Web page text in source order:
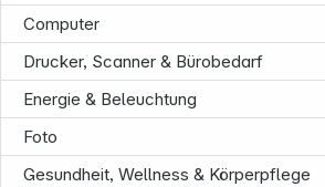
Computer
Drucker, Scanner & Bürobedarf
Energie & Beleuchtung
Foto
Gesundheit, Wellness & Körperpflege
Unternehmen